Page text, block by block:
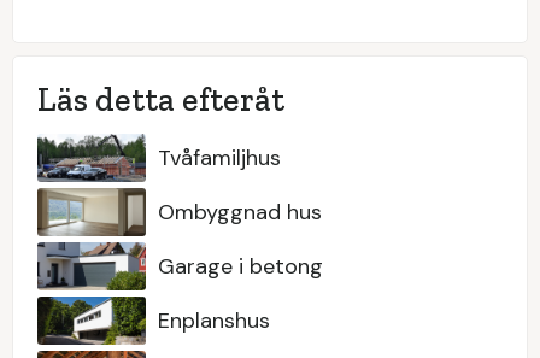
Läs detta efteråt
Tvåfamiljhus
Ombyggnad hus
Garage i betong
Enplanshus